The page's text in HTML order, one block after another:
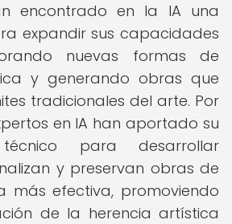
encontrado en la IA una
expandir sus capacidades
nuevas formas de
y generando obras que
tradicionales del arte. Por
en IA han aportado su
técnico para desarrollar
y preservan obras de
más efectiva, promoviendo
de la herencia artística